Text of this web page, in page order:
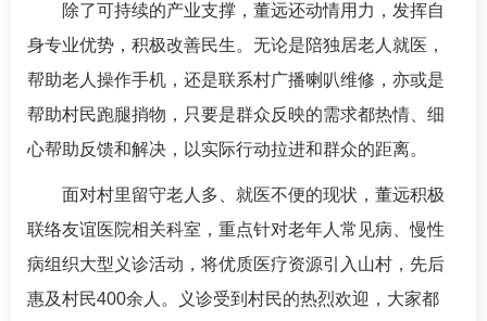
除了可持续的产业支撑，董远还动情用力，发挥自
身专业优势，积极改善民生。无论是陪独居老人就医，
帮助老人操作手机，还是联系村广播喇叭维修，亦或是
帮助村民跑腿捎物，只要是群众反映的需求都热情、细
心帮助反馈和解决，以实际行动拉进和群众的距离。
面对村里留守老人多、就医不便的现状，董远积极
联络友谊医院相关科室，重点针对老年人常见病、慢性
病组织大型义诊活动，将优质医疗资源引入山村，先后
惠及村民400余人。义诊受到村民的热烈欢迎，大家都